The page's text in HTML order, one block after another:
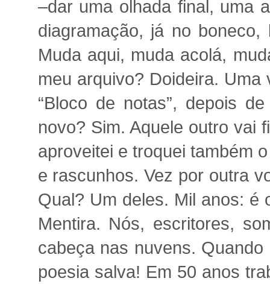
–dar uma olhada final, uma
diagramação, já no
Muda aqui, muda acolá,
meu arquivo? Doideira.
“Bloco de notas”, depois
novo? Sim. Aquele outro vai
aproveitei e troquei também
e rascunhos. Vez por outra
Qual? Um deles. Mil anos: é
Mentira. Nós, escritores,
cabeça nas nuvens.
poesia salva! Em 50 anos